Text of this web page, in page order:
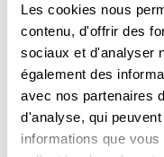
Les cookies nous
contenu, d'offrir des
sociaux et d'analyser
également des
avec nos partenaires
d'analyse, qui
informations que
gloire, le seul
l’amour mené
Si nous suivons